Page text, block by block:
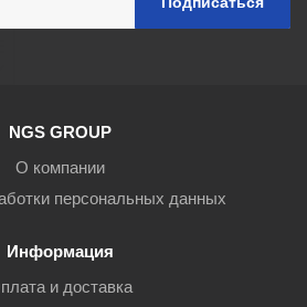
NGS GROUP
О компании
персональных данных
Информация
и доставка